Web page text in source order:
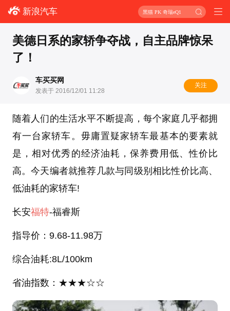
新浪汽车 黑猫 PK 奇瑞eQ1
美德日系的家轿争夺战，自主品牌惊呆
了！
车买买网
发表于 2016/12/01 11:28
关注
随着人们的生活水平不断提高，每个家庭几乎都拥
有一台家轿车。毋庸置疑家轿车最基本的要素就
是，相对优秀的经济油耗，保养费用低、性价比
高。今天编者就推荐几款与同级别相比性价比高、
低油耗的家轿车!
长安福特-福睿斯
指导价：9.68-11.98万
综合油耗:8L/100km
省油指数：★★★☆☆